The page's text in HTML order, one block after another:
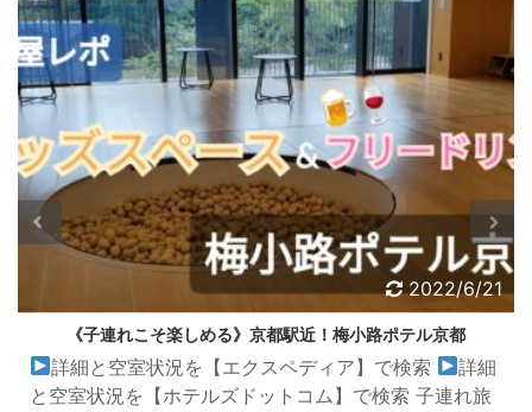
2022/6/21
《子連れこそ楽しめる》京都駅近！梅小路ポテル京都
詳細と空室状況を【エクスペディア】で検索
詳細
と空室状況を【ホテルズドットコム】で検索 子連れ旅